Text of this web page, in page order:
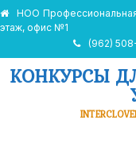
НОО
этаж, офис №1
(962)
КОНКУРСЫ